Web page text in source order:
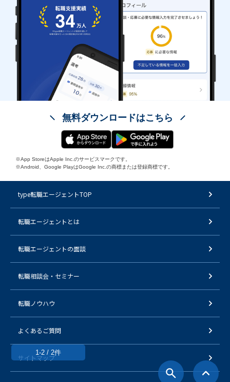
1-2 / 2件
無料ダウンロードはこちら
※App StoreはApple Inc.のサービスマークです。
※Android、Google PlayはGoogle Inc.の商標または登録商標です。
type転職エージェントTOP
転職エージェントとは
転職エージェントの面談
転職相談会・セミナー
転職ノウハウ
よくあるご質問
サイトマップ